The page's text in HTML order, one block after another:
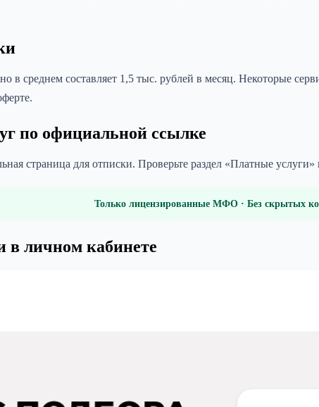
в среднем составляет 1,5 тыс. рублей в месяц. Некоторые
по официальной ссылке
страница для отписки. Проверьте раздел «Платные
Только лицензированные МФО · Без скрытых
в личном кабинете